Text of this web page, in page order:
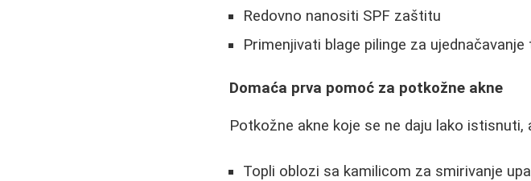
Redovno nanositi SPF zaštitu
Primenjivati blage pilinge za ujednačavanje
Domaća prva pomoć za potkožne akne
Potkožne akne koje se ne daju lako
Topli oblozi sa kamilicom za smirivanje